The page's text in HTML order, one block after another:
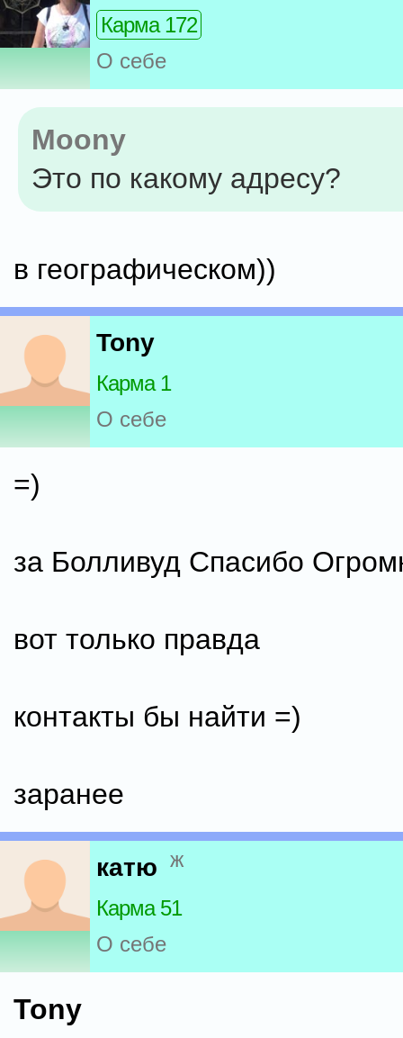
Карма 172
О себе
Moony
Это по какому адресу?
в географическом))
Tony
Карма 1
О себе
=)
за Болливуд Спасибо
вот только правда
контакты бы найти =)
заранее
катю ж
Карма 51
О себе
Tony